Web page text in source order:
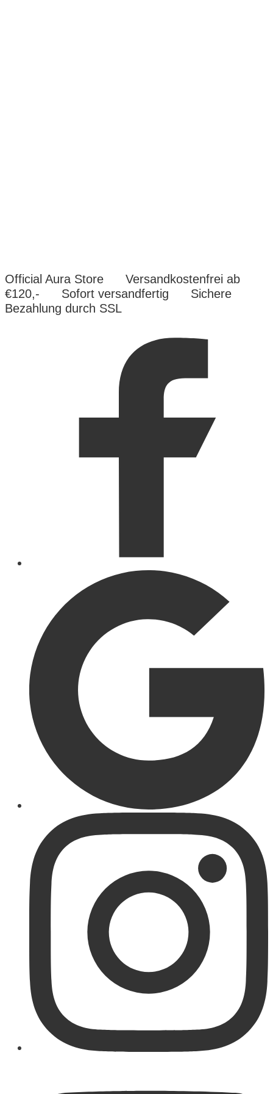
Official Aura Store Versandkostenfrei ab
€120,- Sofort versandfertig
Sichere
Bezahlung durch SSL